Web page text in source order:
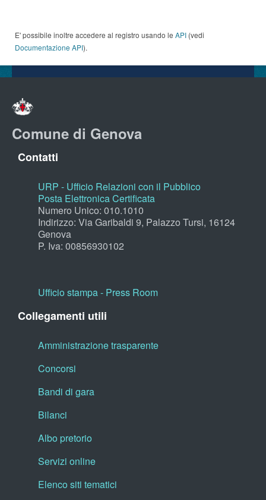
E' possibile inoltre accedere al registro usando le API (vedi
Documentazione API).
Comune di Genova
Contatti
URP - Ufficio Relazioni con il Pubblico
Posta Elettronica Certificata
Numero Unico: 010.1010
Indirizzo: Via Garibaldi 9, Palazzo Tursi, 16124
Genova
P. Iva: 00856930102
Ufficio stampa - Press Room
Collegamenti utili
Amministrazione trasparente
Concorsi
Bandi di gara
Bilanci
Albo pretorio
Servizi online
Elenco siti tematici